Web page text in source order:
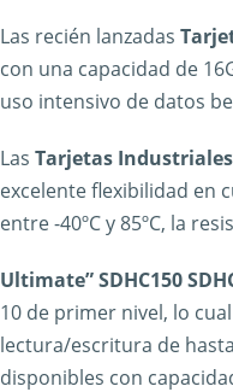
Las recién lanzadas
con una capacidad de
uso intensivo de datos
Las Tarjetas Industriales
excelente flexibilidad en
entre -40ºC y 85ºC, la
Ultimate” SDHC150
10 de primer nivel, lo
lectura/escritura de
disponibles con